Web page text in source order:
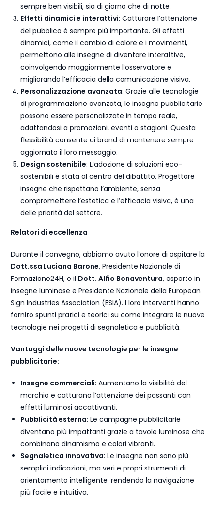
sempre ben visibili, sia di giorno che di notte.
Effetti dinamici e interattivi: Catturare l’attenzione
del pubblico è sempre più importante. Gli effetti
dinamici, come il cambio di colore e i movimenti,
permettono alle insegne di diventare interattive,
coinvolgendo maggiormente l’osservatore e
migliorando l’efficacia della comunicazione visiva.
Personalizzazione avanzata: Grazie alle tecnologie
di programmazione avanzata, le insegne pubblicitarie
possono essere personalizzate in tempo reale,
adattandosi a promozioni, eventi o stagioni. Questa
flessibilità consente ai brand di mantenere sempre
aggiornato il loro messaggio.
Design sostenibile: L’adozione di soluzioni eco-
sostenibili è stata al centro del dibattito. Progettare
insegne che rispettano l’ambiente, senza
compromettere l’estetica e l’efficacia visiva, è una
delle priorità del settore.
Relatori di eccellenza
Durante il convegno, abbiamo avuto l’onore di ospitare la
Dott.ssa Luciana Barone, Presidente Nazionale di
Formazione24H, e il Dott. Alfio Bonaventura, esperto in
insegne luminose e Presidente Nazionale della European
Sign Industries Association (ESIA). I loro interventi hanno
fornito spunti pratici e teorici su come integrare le nuove
tecnologie nei progetti di segnaletica e pubblicità.
Vantaggi delle nuove tecnologie per le insegne
pubblicitarie:
Insegne commerciali: Aumentano la visibilità del
marchio e catturano l’attenzione dei passanti con
effetti luminosi accattivanti.
Pubblicità esterna: Le campagne pubblicitarie
diventano più impattanti grazie a tavole luminose che
combinano dinamismo e colori vibranti.
Segnaletica innovativa: Le insegne non sono più
semplici indicazioni, ma veri e propri strumenti di
orientamento intelligente, rendendo la navigazione
più facile e intuitiva.